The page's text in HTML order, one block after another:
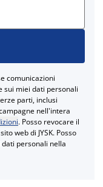
comunicazioni
sui miei dati personali
parti, inclusi
nell'intera
. Posso revocare il
web di JYSK. Posso
dati personali nella